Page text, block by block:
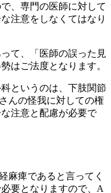
、専門の医師に対して
注意をしなくてはなり
て、「医師の誤った見
はご法度となります。
というのは、下肢関節
んの怪我に対しての権
注意と配慮が必要で
麻痺であると言ってく
要となりますので、A